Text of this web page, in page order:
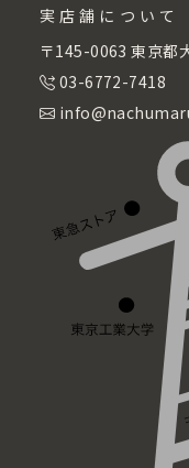
実店舗について
〒145-0063 東京都
03-6772-7418